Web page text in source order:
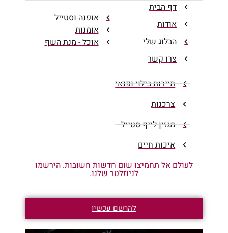
דף הבית
אודות
הבלוג שלי
צרו קשר
אופנה וסטייל
אומנות
אוכל - מנת השף
תיירות בילוי ופנאי
צרכנות
מגזין לייף סטייל
איכות חיים
לעולם אל תחמיצו שום חדשות חשובות. הירשמו
לניוזלטר שלנו.
להרשם עכשיו